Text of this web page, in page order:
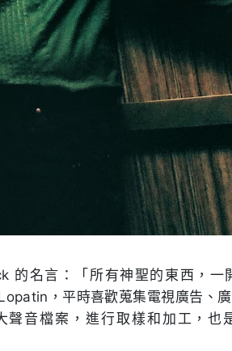
的名言：「所有神聖的東西，一
，平時喜歡蒐集電視廣告、
音檔案，進行取樣和加工，也